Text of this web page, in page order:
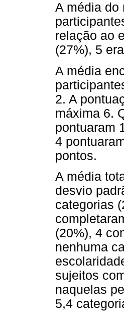
A média do
relação ao
(27%), 5
A média
2. A
máxima 6.
pontuaram
4
pontos.
A média
desvio
categorias
(20%), 4
nenhuma
sujeitos
naquelas
5,4